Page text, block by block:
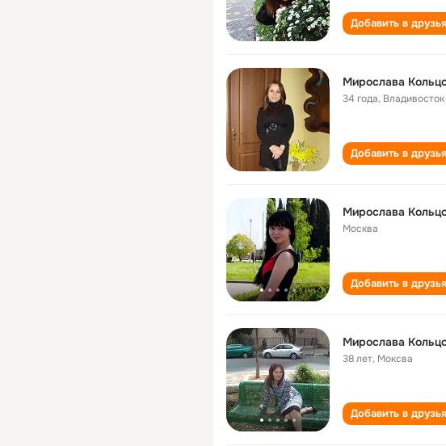
Добавить в друзья
Мирослава
34 года, Владивосток
Добавить в друзья
Мирослава
Москва
Добавить в друзья
Мирослава
38 лет, Моксва
Добавить в друзья